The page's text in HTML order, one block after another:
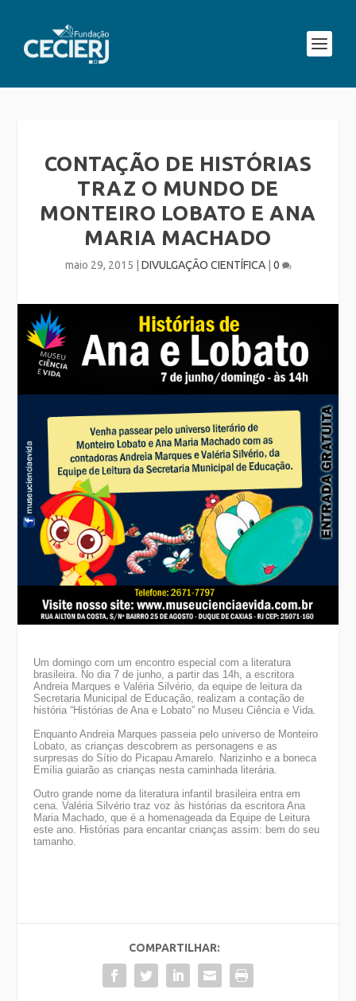
CONTAÇÃO DE HISTÓRIAS
TRAZ O MUNDO DE
MONTEIRO LOBATO E ANA
MARIA MACHADO
maio 29, 2015 DIVULGAÇÃO CIENTÍFICA| 0
Um domingo com um encontro especial com a literatura
brasileira. No dia 7 de junho, a partir das 14h, a escritora
Andreia Marques e Valéria Silvério, da equipe de leitura da
Secretaria Municipal de Educação, realizam a contação de
história “Histórias de Ana e Lobato” no Museu Ciência e Vida.
Enquanto Andreia Marques passeia pelo universo de Monteiro
Lobato, as crianças descobrem as personagens e as
surpresas do Sítio do Picapau Amarelo. Narizinho e a boneca
Emília guiarão as crianças nesta caminhada literária.
Outro grande nome da literatura infantil brasileira entra em
cena. Valéria Silvério traz voz às histórias da escritora Ana
Maria Machado, que é a homenageada da Equipe de Leitura
este ano. Histórias para encantar crianças assim: bem do seu
tamanho.
COMPARTILHAR: